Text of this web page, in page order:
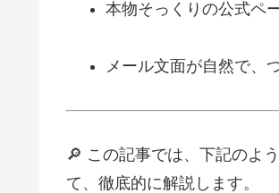
本物そっくりの公式ペ
メール文面が自然で、
🔎 この記事では、下記のよ
て、徹底的に解説します。